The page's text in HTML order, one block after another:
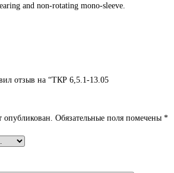
and non-rotating mono-sleeve.
отзыв на “ТКР 6,5.1-13.05
опубликован. Обязательные поля помечены *